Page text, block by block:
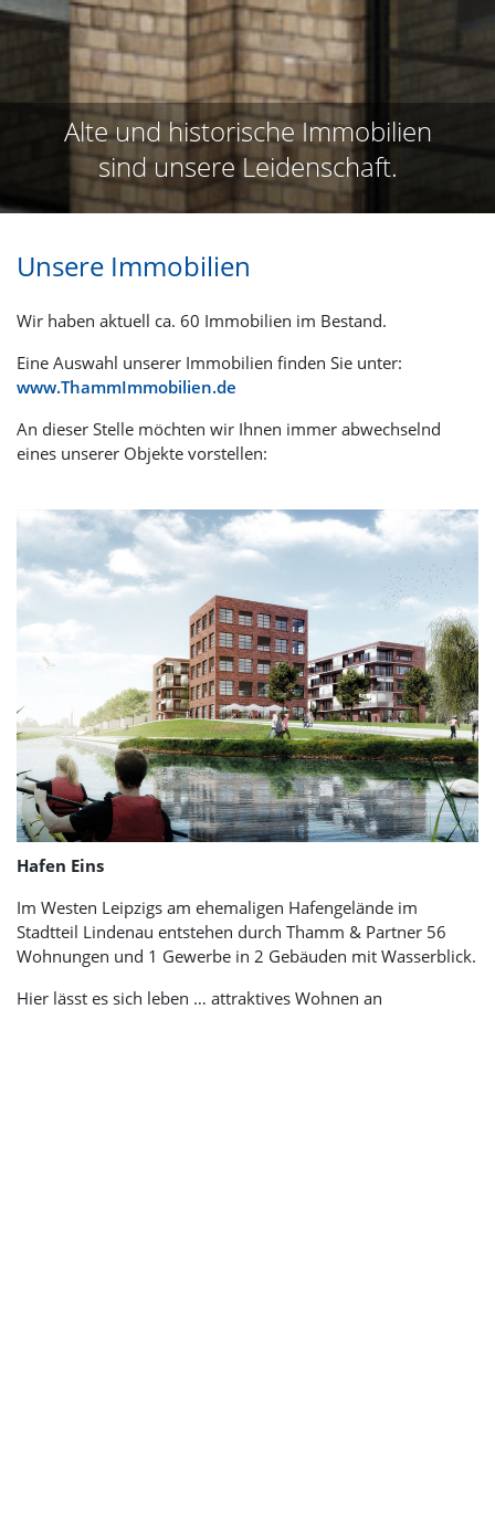
Alte und historische Immobilien
sind unsere Leidenschaft.
Unsere Immobilien
Wir haben aktuell ca. 60 Immobilien im Bestand.
Eine Auswahl unserer Immobilien finden Sie unter:
www.ThammImmobilien.de
An dieser Stelle möchten wir Ihnen immer abwechselnd
eines unserer Objekte vorstellen:
Hafen Eins
Im Westen Leipzigs am ehemaligen Hafengelände im
Stadtteil Lindenau entstehen durch Thamm & Partner 56
Wohnungen und 1 Gewerbe in 2 Gebäuden mit Wasserblick.
Hier lässt es sich leben … attraktives Wohnen an